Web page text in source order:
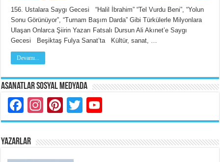
156. Ustalara Saygı Gecesi “Halil İbrahim” “Tel Vurdu Beni”, “Yolun
Sonu Görünüyor”, “Turnam Başım Darda” Gibi Türkülerle Milyonlara
Ulaşan Onlarca Şiirin Yazarı Fatsalı Dursun Ali Akınet’e Saygı
Gecesi Beşiktaş Fulya Sanat’ta Kültür, sanat, …
Devamı...
Asanatlar Sosyal Medyada
Facebook
Instagram
Pinterest
Twitter
YAZARLAR